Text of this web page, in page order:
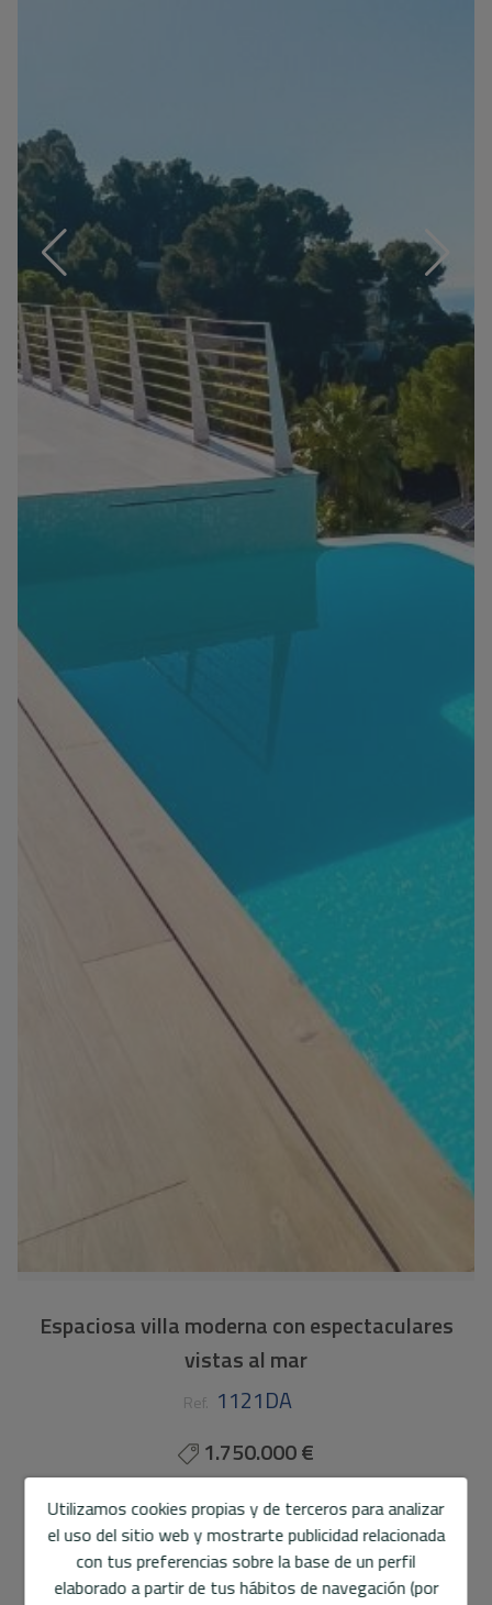
Espaciosa villa moderna con espectaculares
vistas al mar
Ref. 1121DA
1.750.000 €
1.290 m2
Chalet/VillaenAltea
Utilizamos cookies propias y de terceros para analizar
el uso del sitio web y mostrarte publicidad relacionada
con tus preferencias sobre la base de un perfil
elaborado a partir de tus hábitos de navegación (por